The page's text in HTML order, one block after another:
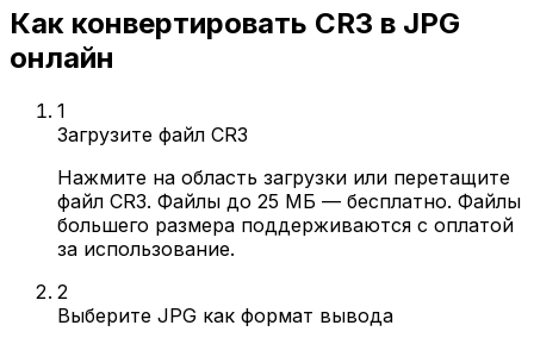
Как конвертировать CR3 в JPG
онлайн
1
Загрузите файл CR3
Нажмите на область загрузки или перетащите
файл CR3. Файлы до 25 МБ — бесплатно. Файлы
большего размера поддерживаются с оплатой
за использование.
2
Выберите JPG как формат вывода